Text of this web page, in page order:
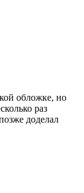
обложке, но
раз
доделал